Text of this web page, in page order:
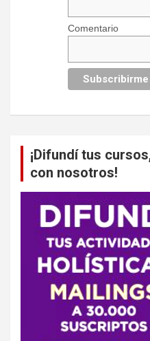
Comentario
¡Difundí tus
con nosotros!